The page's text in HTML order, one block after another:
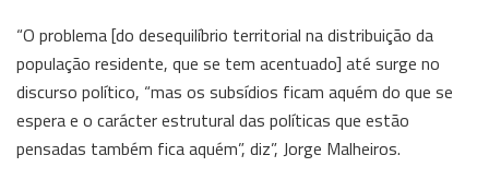
“O problema [do desequilíbrio territorial na distribuição da
população residente, que se tem acentuado] até surge no
discurso político, “mas os subsídios ficam aquém do que se
espera e o carácter estrutural das políticas que estão
pensadas também fica aquém”, diz”, Jorge Malheiros.